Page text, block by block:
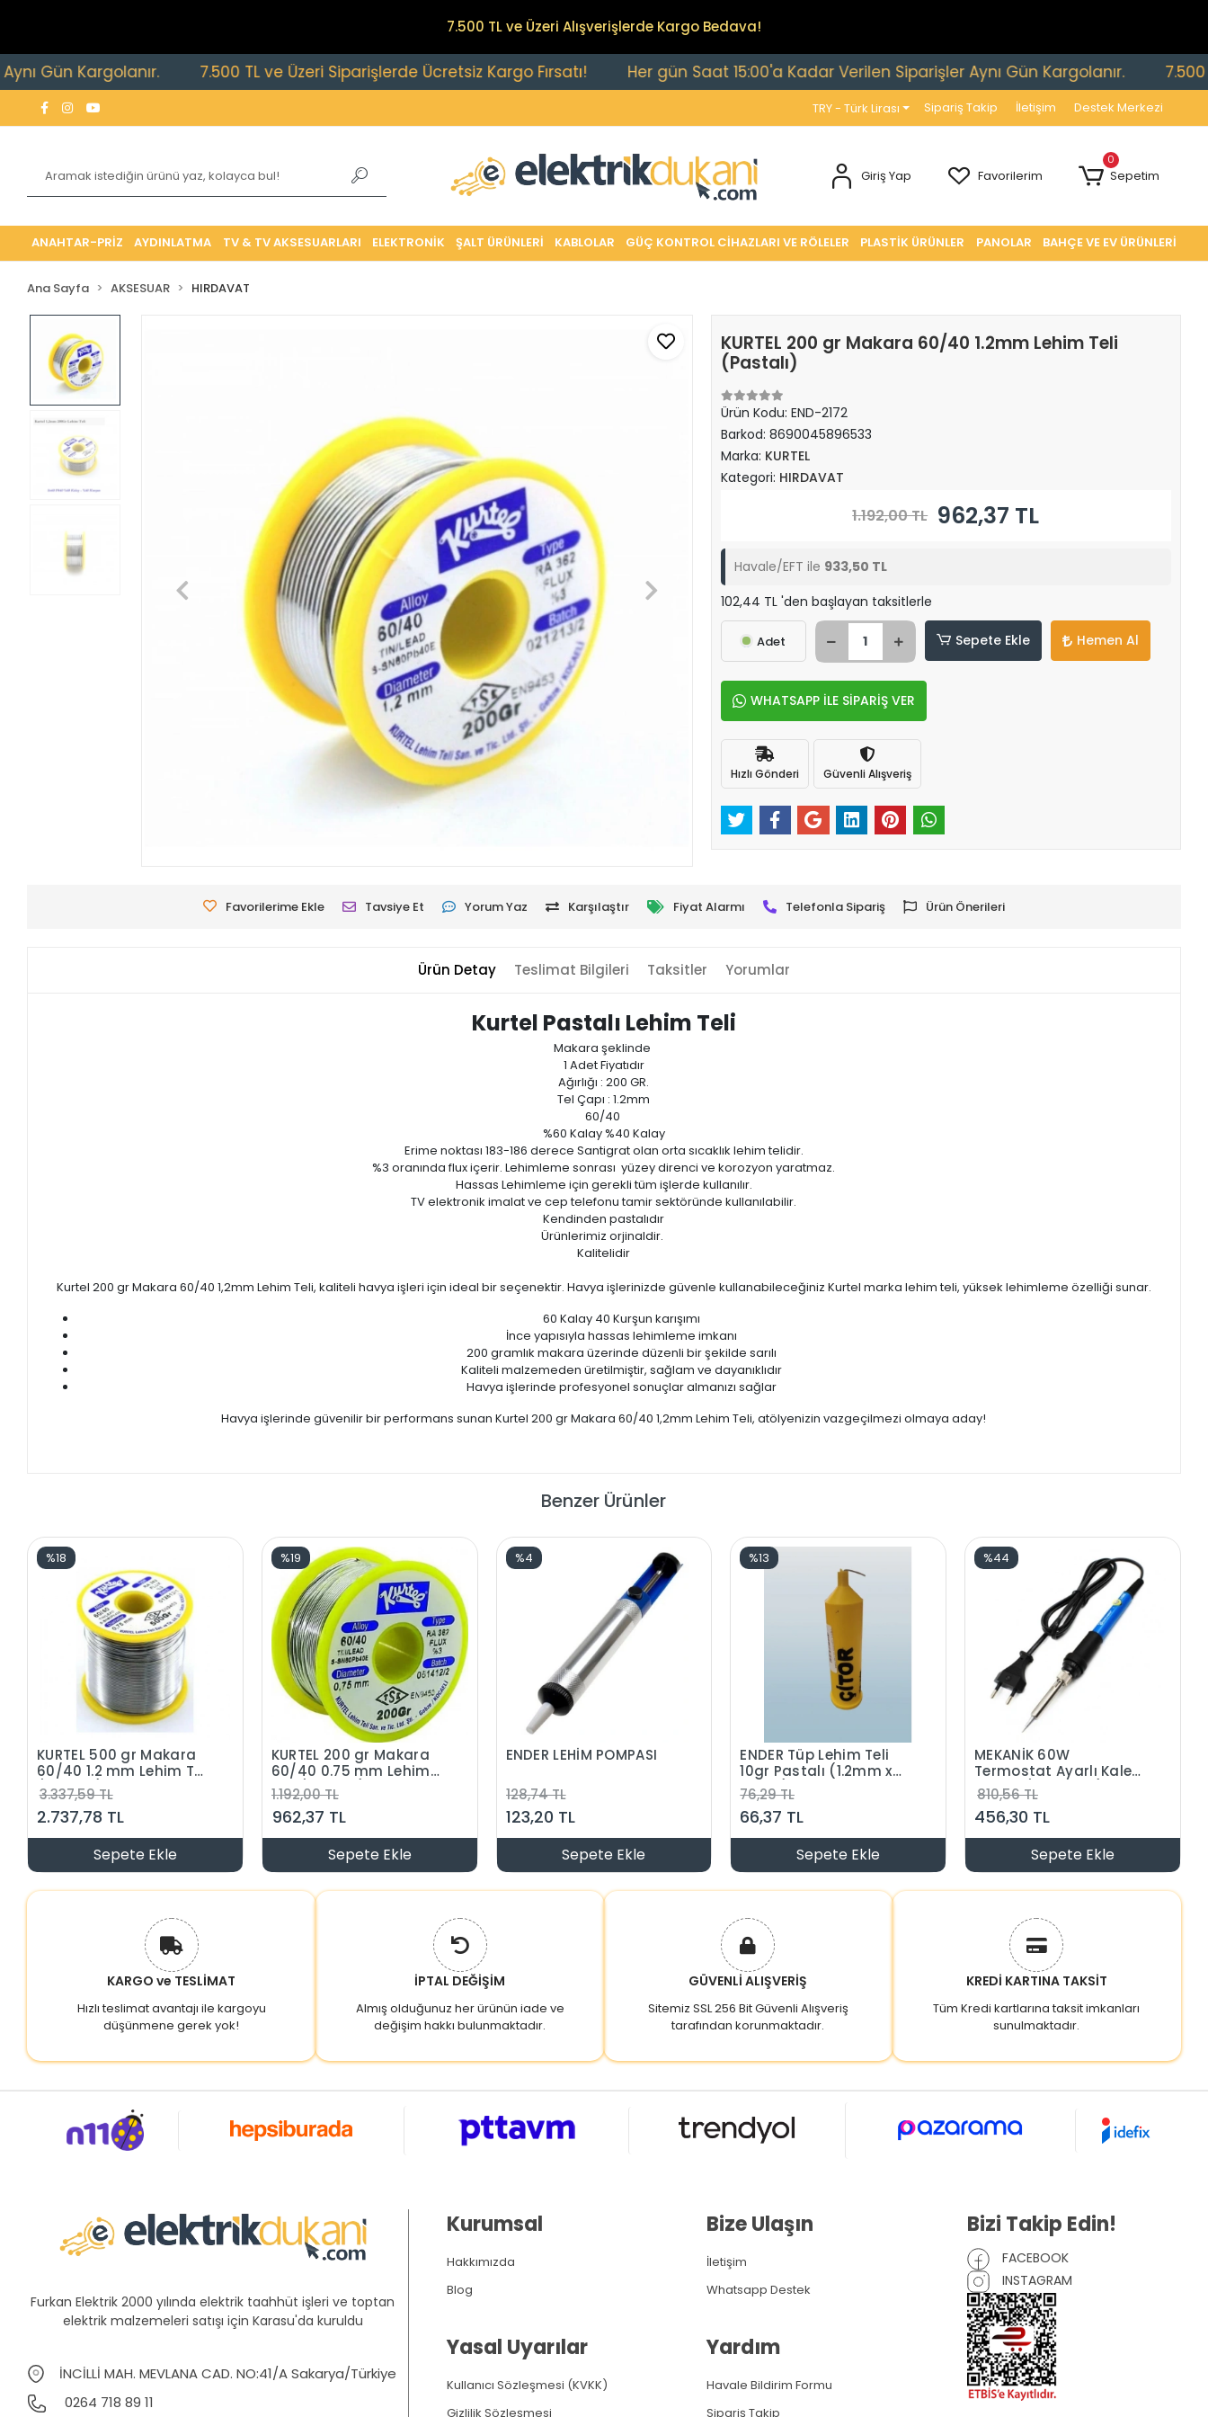
7.500 TL ve Üzeri Alışverişlerde Kargo Bedava!
Kargolanır. 7.500 TL ve Üzeri Siparişlerde Ücretsiz Kargo Fırsatı! Her gün Saat 15:00'a Kadar Verilen Siparişler Aynı Gün Kargolanır. 7.500 TL ve
TRY - Türk Lirası Sipariş Takip İletişim Destek Merkezi
Giriş Yap Favorilerim
0
Sepetim
ANAHTAR-PRİZ AYDINLATMA TV & TV AKSESUARLARI ELEKTRONİK ŞALT ÜRÜNLERİ KABLOLAR GÜÇ KONTROL CİHAZLARI VE RÖLELER PLASTİK ÜRÜNLER PANOLAR BAHÇE VE EV ÜRÜNLERİ
Ana Sayfa AKSESUAR HIRDAVAT
KURTEL 200 gr Makara 60/40 1.2mm Lehim Teli
(Pastalı)
Ürün Kodu: END-2172
Barkod: 8690045896533
Marka: KURTEL
Kategori: HIRDAVAT
1.192,00 TL 962,37 TL
Havale/EFT ile 933,50 TL
102,44 TL 'den başlayan taksitlerle
Adet Sepete Ekle Hemen Al
WHATSAPP İLE SİPARİŞ VER
Hızlı Gönderi Güvenli Alışveriş
Favorilerime Ekle Tavsiye Et Yorum Yaz Karşılaştır Fiyat Alarmı Telefonla Sipariş Ürün Önerileri
Ürün Detay Teslimat Bilgileri Taksitler Yorumlar
Kurtel Pastalı Lehim Teli
Makara şeklinde
1 Adet Fiyatıdır
Ağırlığı : 200 GR.
Tel Çapı : 1.2mm
60/40
%60 Kalay %40 Kalay
Erime noktası 183-186 derece Santigrat olan orta sıcaklık lehim telidir.
%3 oranında flux içerir. Lehimleme sonrası yüzey direnci ve korozyon yaratmaz.
Hassas Lehimleme için gerekli tüm işlerde kullanılır.
TV elektronik imalat ve cep telefonu tamir sektöründe kullanılabilir.
Kendinden pastalıdır
Ürünlerimiz orjinaldir.
Kalitelidir
Kurtel 200 gr Makara 60/40 1,2mm Lehim Teli, kaliteli havya işleri için ideal bir seçenektir. Havya işlerinizde güvenle kullanabileceğiniz Kurtel marka lehim teli, yüksek lehimleme özelliği sunar.
60 Kalay 40 Kurşun karışımı
İnce yapısıyla hassas lehimleme imkanı
200 gramlık makara üzerinde düzenli bir şekilde sarılı
Kaliteli malzemeden üretilmiştir, sağlam ve dayanıklıdır
Havya işlerinde profesyonel sonuçlar almanızı sağlar
Havya işlerinde güvenilir bir performans sunan Kurtel 200 gr Makara 60/40 1,2mm Lehim Teli, atölyenizin vazgeçilmezi olmaya aday!
Benzer Ürünler
%18
KURTEL 500 gr Makara
60/40 1.2 mm Lehim Teli
(Pastalı)
3.337,59 TL
2.737,78 TL
Sepete Ekle
%19
KURTEL 200 gr Makara
60/40 0.75 mm Lehim
Teli (Pastalı)
1.192,00 TL
962,37 TL
Sepete Ekle
%4
ENDER LEHİM POMPASI
128,74 TL
123,20 TL
Sepete Ekle
%13
ENDER Tüp Lehim Teli
10gr Pastalı (1.2mm x
90cm)
76,29 TL
66,37 TL
Sepete Ekle
%44
MEKANİK 60W
Termostat Ayarlı Kalem
Havya (İnce Uçlu)
810,56 TL
456,30 TL
Sepete Ekle
KARGO ve TESLİMAT
Hızlı teslimat avantajı ile kargoyu
düşünmene gerek yok!
İPTAL DEĞİŞİM
Almış olduğunuz her ürünün iade ve
değişim hakkı bulunmaktadır.
GÜVENLİ ALIŞVERİŞ
Sitemiz SSL 256 Bit Güvenli Alışveriş
tarafından korunmaktadır.
KREDİ KARTINA TAKSİT
Tüm Kredi kartlarına taksit imkanları
sunulmaktadır.
Furkan Elektrik 2000 yılında elektrik taahhüt işleri ve toptan
elektrik malzemeleri satışı için Karasu'da kuruldu
İNCİLLİ MAH. MEVLANA CAD. NO:41/A Sakarya/Türkiye
0264 718 89 11
Kurumsal
Hakkımızda
Blog
Yasal Uyarılar
Kullanıcı Sözleşmesi (KVKK)
Gizlilik Sözleşmesi
Bize Ulaşın
İletişim
Whatsapp Destek
Yardım
Havale Bildirim Formu
Sipariş Takip
Bizi Takip Edin!
FACEBOOK
INSTAGRAM